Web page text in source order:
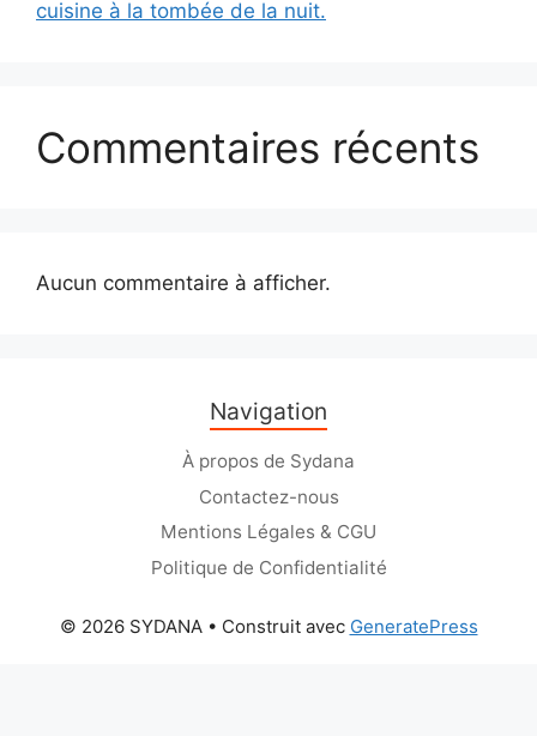
cuisine à la tombée de la nuit.
Commentaires récents
Aucun commentaire à afficher.
Navigation
À propos de Sydana
Contactez-nous
Mentions Légales & CGU
Politique de Confidentialité
© 2026 SYDANA• Construit avec GeneratePress